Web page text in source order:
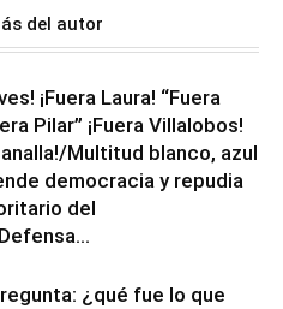
del autor
¡Fuera Laura! “Fuera
Pilar” ¡Fuera Villalobos!
Multitud blanco, azul
democracia y repudia
del
¿qué fue lo que